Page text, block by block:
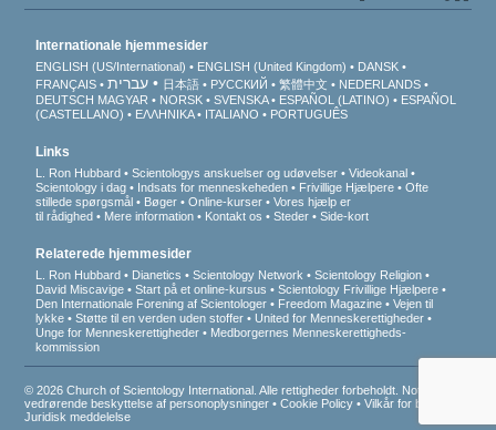
Internationale hjemmesider
ENGLISH (US/International) ENGLISH (United Kingdom)
DANSK
FRANÇAIS
עברית 日本語 РУССКИЙ 繁體中文
NEDERLANDS
DEUTSCH MAGYAR NORSK SVENSKA ESPAÑOL (LATINO)
ESPAÑOL
(CASTELLANO)
ΕΛΛΗΝΙΚA ITALIANO PORTUGUÊS
Links
L. Ron Hubbard Scientologys anskuelser og udøvelser
Videokanal
Scientology i dag
Indsats for menneskeheden Frivillige Hjælpere
Ofte
stillede spørgsmål
Bøger Online-kurser Vores hjælp er
til rådighed
Mere information Kontakt os Steder Side-kort
Relaterede hjemmesider
L. Ron Hubbard Dianetics Scientology Network
Scientology Religion
David Miscavige
Start på et online-kursus
Scientology Frivillige Hjælpere
Den Internationale Forening af Scientologer
Freedom Magazine
Vejen til
lykke Støtte til en verden uden stoffer
United for Menneskerettigheder
Unge for Menneskerettigheder
Medborgernes Menneskerettigheds­
kommission
© 2026 Church of Scientology International. Alle rettigheder forbeholdt. Notits
vedrørende beskyttelse af personoplysninger •Cookie Policy •Vilkår for brug
Juridisk meddelelse